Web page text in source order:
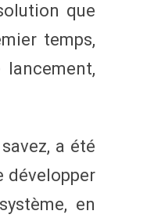
que
temps,
a été
développer
en